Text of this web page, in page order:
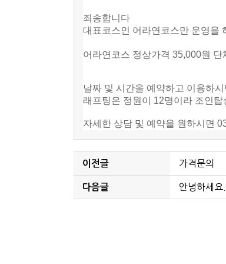
죄송합니다
대표코스인 어라연코스만 운영을
어라연코스 정상가격 35,000원
날짜 및 시간을 예약하고 이용하
래프팅은 정원이 12명이라 조인
자세한 상담 및 예약을 원하시면
이전글 가격문의
다음글 안녕하세요.